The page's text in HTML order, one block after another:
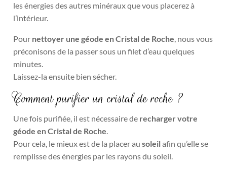
les énergies des autres minéraux que vous placerez à
l’intérieur.
Pour nettoyer une géode en Cristal de Roche, nous vous
préconisons de la passer sous un filet d’eau quelques
minutes.
Laissez-la ensuite bien sécher.
Comment purifier un cristal de roche ?
Une fois purifiée, il est nécessaire de recharger votre
géode en Cristal de Roche.
Pour cela, le mieux est de la placer ausoleilafin qu’elle se
remplisse des énergies par les rayons du soleil.